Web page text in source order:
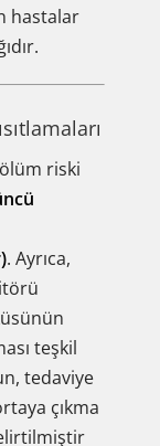
hastalar
riski
. Ayrıca,
teşkil
tedaviye
çıkma